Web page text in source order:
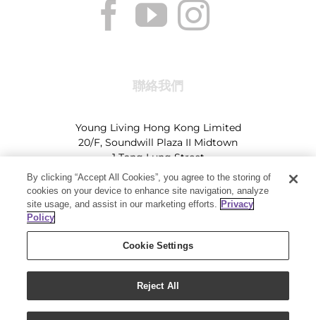
聯絡我們
Young Living Hong Kong Limited
20/F, Soundwill Plaza II Midtown
1 Tang Lung Street
Causeway Bay, Hong Kong (Exit A, Causeway Bay
Station)
Tel:
+852-2897-5600ΙHK@youngliving.com
Tel: 852-8009-62863ΙMacau@youngliving.com
By clicking “Accept All Cookies”, you agree to the storing of
cookies on your device to enhance site navigation, analyze
site usage, and assist in our marketing efforts. Privacy
Policy
Cookie Settings
Reject All